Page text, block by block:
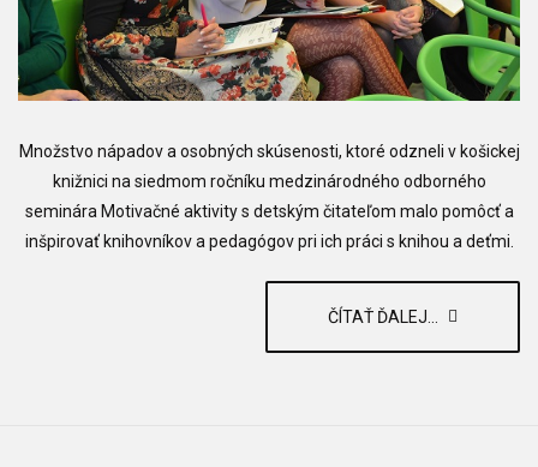
Množstvo nápadov a osobných skúsenosti, ktoré odzneli v košickej
knižnici na siedmom ročníku medzinárodného odborného
seminára Motivačné aktivity s detským čitateľom malo pomôcť a
inšpirovať knihovníkov a pedagógov pri ich práci s knihou a deťmi.
ČÍTAŤ ĎALEJ...